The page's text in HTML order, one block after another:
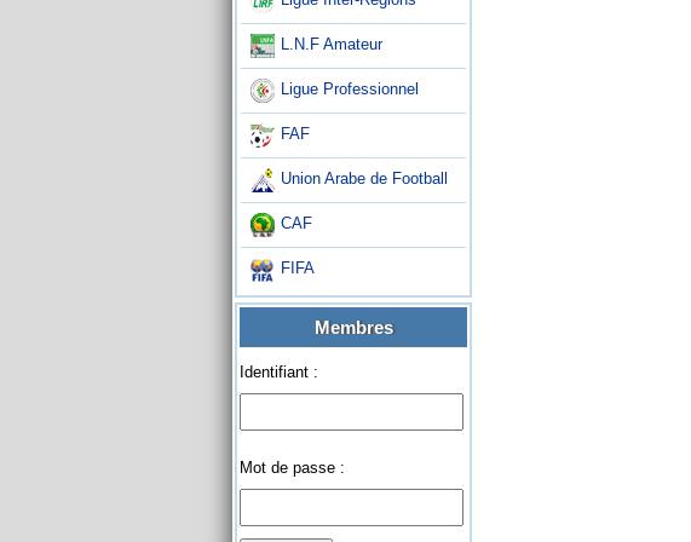
L.N.F Amateur
Ligue Professionnel
FAF
Union Arabe de Football
CAF
FIFA
Membres
Identifiant :
Mot de passe :